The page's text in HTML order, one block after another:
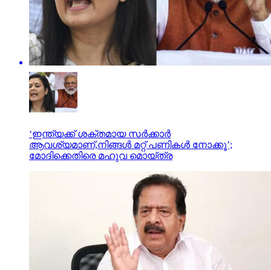
‘ഇന്ത്യക്ക് ശക്തമായ സർക്കാർ
ആവശ്യമാണ്,നിങ്ങൾ മറ്റ് പണികൾ നോക്കൂ’;
മോദിക്കെതിരെ മഹുവ മൊയ്ത്ര